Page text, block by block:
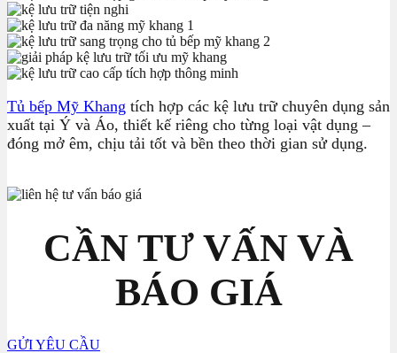
Tủ bếp Mỹ Khang tích hợp các kệ lưu trữ chuyên dụng sản
xuất tại Ý và Áo, thiết kế riêng cho từng loại vật dụng –
đóng mở êm, chịu tải tốt và bền theo thời gian sử dụng.
CẦN TƯ VẤN VÀ
BÁO GIÁ
GỬI YÊU CẦU